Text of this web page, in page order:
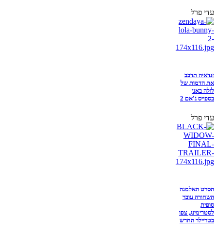
עדי פרל
זנדאיה תדבב
את הדמות של
לולה באני
בספייס ג'אם 2
עדי פרל
הסרט האלמנה
השחורה עובר
סופית
לסטרימינג, צפו
בטריילר החדש